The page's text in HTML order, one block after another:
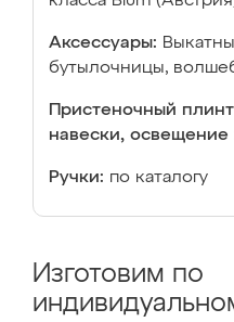
Аксессуары:
бутылочницы,
Пристеночный
навески, освещение
Ручки: по каталогу
Изготовим по